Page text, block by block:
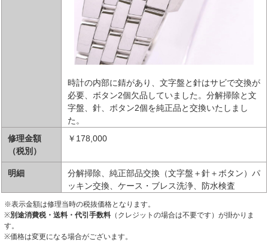
時計の内部に錆があり、文字盤と針はサビで交換が
必要、ボタン2個欠品していました。分解掃除と文
字盤、針、ボタン2個を純正品と交換いたしまし
た。
修理金額
（税別）
￥178,000
明細
分解掃除、純正部品交換（文字盤＋針＋ボタン）パ
ッキン交換、ケース・ブレス洗浄、防水検査
※表示金額は修理当時の税抜価格となります。
※別途消費税・送料・代引手数料 （クレジットの場合は不要です）が掛かりま
す。
※価格は変更になる場合がございます。